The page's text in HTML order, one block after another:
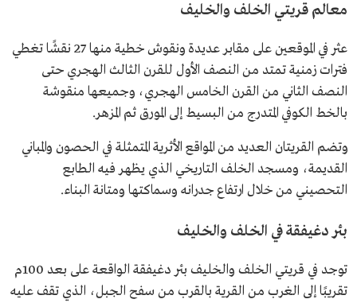
معالم قريتي الخلف والخليف
عثر في الموقعين على مقابر عديدة ونقوش خطية منها 27 نقشًا تغطي
فترات زمنية تمتد من النصف الأول للقرن الثالث الهجري حتى
النصف الثاني من القرن الخامس الهجري، وجميعها منقوشة
بالخط الكوفي المتدرج من البسيط إلى المورق ثم المزهر.
وتضم القريتان العديد من المواقع الأثرية المتمثلة في الحصون والمباني
القديمة، ومسجد الخلف التاريخي الذي يظهر فيه الطابع
التحصيني من خلال ارتفاع جدرانه وسماكتها ومتانة البناء.
بئر دغيفقة في الخلف والخليف
توجد في قريتي الخلف والخليف بئر دغيفقة الواقعة على بعد 100م
تقريبًا إلى الغرب من القرية بالقرب من سفح الجبل، الذي تقف عليه